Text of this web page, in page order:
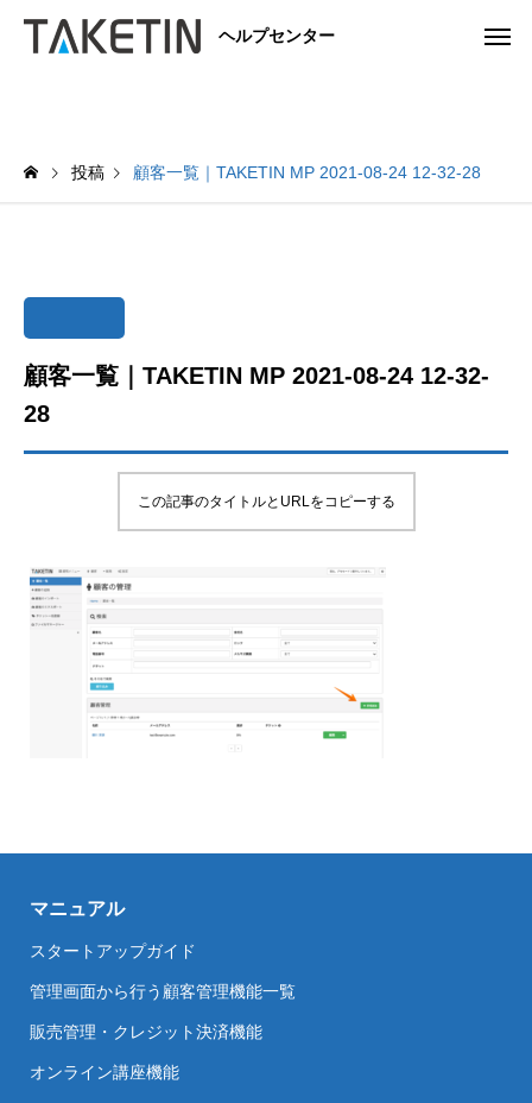
ヘルプセンター
投稿 顧客一覧｜TAKETIN MP 2021-08-24 12-32-28
顧客一覧｜TAKETIN MP 2021-08-24 12-32-
28
この記事のタイトルとURLをコピーする
マニュアル
スタートアップガイド
管理画面から行う顧客管理機能一覧
販売管理・クレジット決済機能
オンライン講座機能